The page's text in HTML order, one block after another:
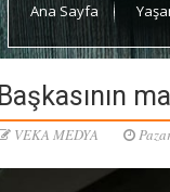
Ana Sayfa
Başkasının
VEKA MEDYA